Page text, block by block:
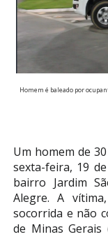
Homem é baleado por
Um homem de
sexta-feira, 19
bairro Jardim
Alegre. A
socorrida e não
de Minas Gerais